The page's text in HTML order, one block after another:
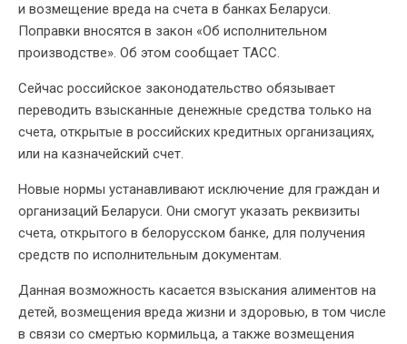
и возмещение вреда на счета в банках Беларуси.
Поправки вносятся в закон «Об исполнительном
производстве». Об этом сообщает ТАСС.
Сейчас российское законодательство обязывает
переводить взысканные денежные средства только на
счета, открытые в российских кредитных организациях,
или на казначейский счет.
Новые нормы устанавливают исключение для граждан и
организаций Беларуси. Они смогут указать реквизиты
счета, открытого в белорусском банке, для получения
средств по исполнительным документам.
Данная возможность касается взыскания алиментов на
детей, возмещения вреда жизни и здоровью, в том числе
в связи со смертью кормильца, а также возмещения